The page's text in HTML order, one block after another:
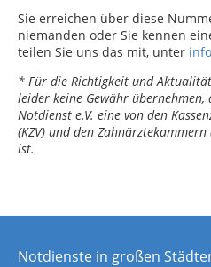
Sie erreichen über diese
niemanden oder Sie kennen
teilen Sie uns das mit, unter
* Für die Richtigkeit und
leider keine Gewähr
Notdienst e.V. eine von den
(KZV) und den
ist.
Notdienste in großen